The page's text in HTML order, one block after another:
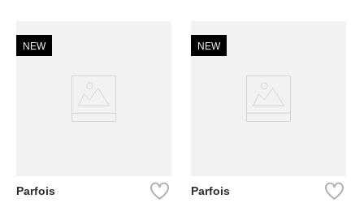
NEW
Parfois
NEW
Parfois